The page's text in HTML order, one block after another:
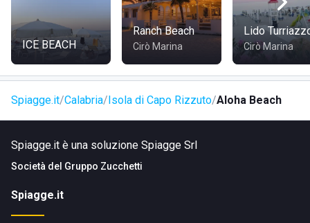
COME RAGGIUNGERE ALOHA BEACH
Aloha Beach è facilmente raggiungibile grazie alla sua
posizione strategica nei pressi del Capo Rizzuto Resort.
Per chi arriva da fuori, la location è accessibile attraverso
Approfittate del panorama lungo il tragitto per scoprire le
bellezze naturali calabresi.
ICE BEACH
Ranch Beach
Cirò Marina
Lido
Cirò Marina
Spiagge.it Calabria Isola di Capo Rizzuto Aloha Beach
Spiagge.it è una soluzione Spiagge Srl
Società del Gruppo Zucchetti
Spiagge.it